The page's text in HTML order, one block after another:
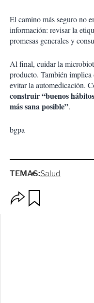
El camino más seguro no
información: revisar la
promesas generales y
Al final, cuidar la
producto. También
evitar la automedicación.
construir “buenos
más sana posible”.
bgpa
TEMAS:Salud
p